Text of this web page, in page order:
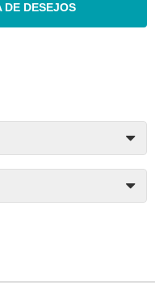
DE DESEJOS